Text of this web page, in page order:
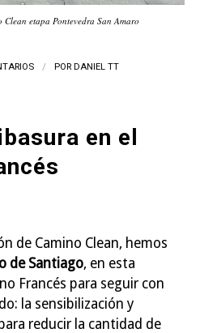
Clean etapa Pontevedra San Amaro
/ POR DANIEL TT
en el
de Camino Clean, hemos
de Santiago, en esta
Francés para seguir con
la sensibilización y
reducir la cantidad de